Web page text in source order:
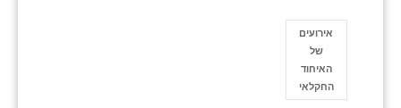
אירועים
של
האיחוד
החקלאי